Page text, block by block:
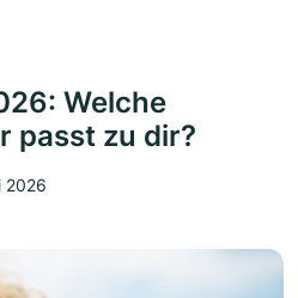
Welche
passt zu dir?
2026